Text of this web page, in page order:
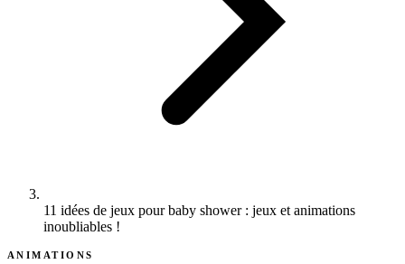
11 idées de jeux pour baby shower : jeux et animations
inoubliables !
ANIMATIONS